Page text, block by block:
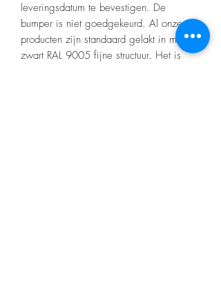
leveringsdatum te bevestigen. De
bumper is niet goedgekeurd. Al onze
producten zijn standaard gelakt in mat
zwart RAL 9005 fijne structuur. Het is